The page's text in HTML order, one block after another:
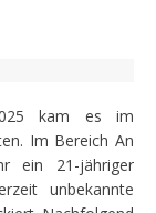
kam es im
Im Bereich An
ein 21-jähriger
unbekannte